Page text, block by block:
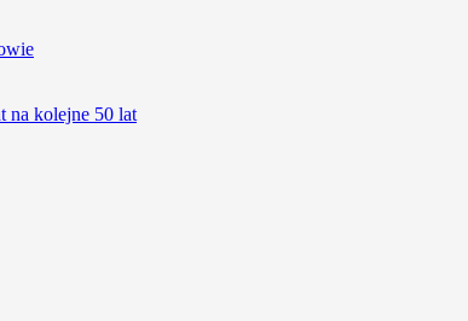
na kolejne 50 lat